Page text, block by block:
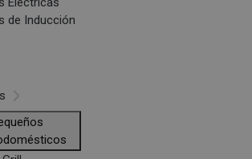
de Inducción